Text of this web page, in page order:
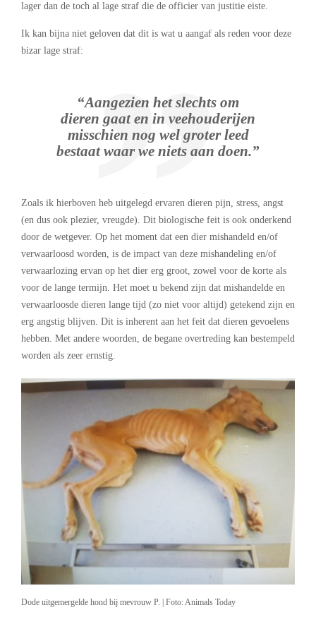
lager dan de toch al lage straf die de officier van justitie eiste.
Ik kan bijna niet geloven dat dit is wat u aangaf als reden voor deze
bizar lage straf:
“Aangezien het slechts om
dieren gaat en in veehouderijen
misschien nog wel groter leed
bestaat waar we niets aan doen.”
Zoals ik hierboven heb uitgelegd ervaren dieren pijn, stress, angst
(en dus ook plezier, vreugde). Dit biologische feit is ook onderkend
door de wetgever. Op het moment dat een dier mishandeld en/of
verwaarloosd worden, is de impact van deze mishandeling en/of
verwaarlozing ervan op het dier erg groot, zowel voor de korte als
voor de lange termijn. Het moet u bekend zijn dat mishandelde en
verwaarloosde dieren lange tijd (zo niet voor altijd) getekend zijn en
erg angstig blijven. Dit is inherent aan het feit dat dieren gevoelens
hebben. Met andere woorden, de begane overtreding kan bestempeld
worden als zeer ernstig.
Dode uitgemergelde hond bij mevrouw P. | Foto: Animals Today